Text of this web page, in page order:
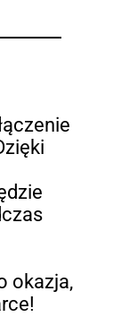
okazja,